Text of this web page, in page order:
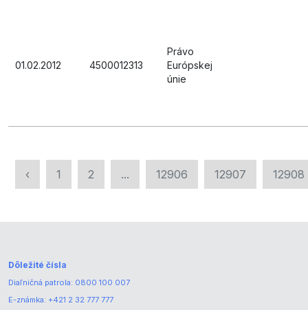
01.02.2012 4500012313
Právo
Európskej
únie
‹ 1 2 ... 12906 12907 12908
Dôležité čísla
Diaľničná patrola: 0800 100 007
E-známka: +421 2 32 777 777